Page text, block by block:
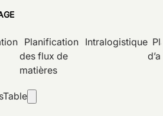
Planification
des flux de
matières
Intralogistique